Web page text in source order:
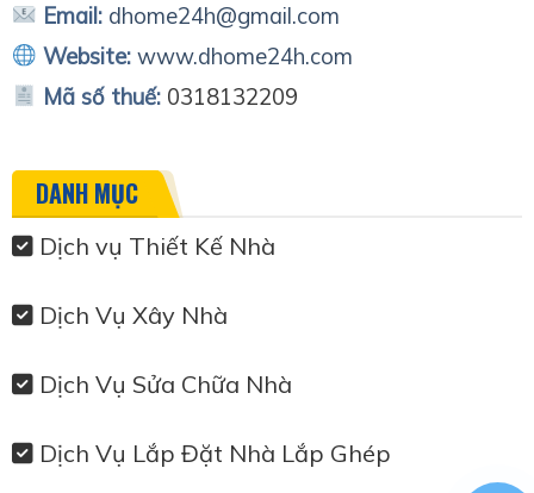
Email: dhome24h@gmail.com
Website: www.dhome24h.com
Mã số thuế: 0318132209
DANH MỤC
Dịch vụ Thiết Kế Nhà
Dịch Vụ Xây Nhà
Dịch Vụ Sửa Chữa Nhà
Dịch Vụ Lắp Đặt Nhà Lắp Ghép